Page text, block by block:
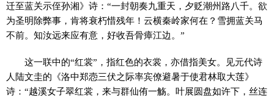
迁至蓝关示侄孙湘》诗：“一封朝奏九重天，夕贬潮州路八千。欲
为圣明除弊事，肯将衰朽惜残年！云横秦岭家何在？雪拥蓝关马
不前。知汝远来应有意，好收吾骨瘴江边。”
这一联中的“红裳”，指红色的衣裳，亦借指美女。见元代诗
人陆文圭的《洛中郑悫三伏之际率宾僚避暑于使君林取大莲》
诗：“越溪女子翠红裳，来与群仙侑一觞。叶展圆盘如许下，丝连